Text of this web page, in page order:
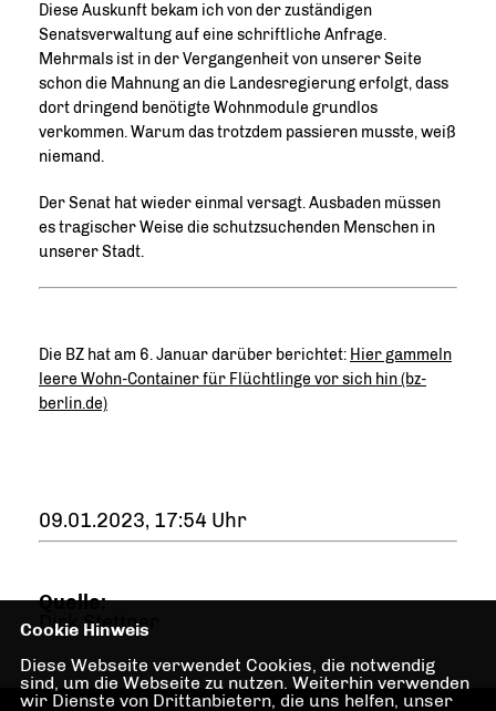
Diese Auskunft bekam ich von der zuständigen
Senatsverwaltung auf eine schriftliche Anfrage.
Mehrmals ist in der Vergangenheit von unserer Seite
schon die Mahnung an die Landesregierung erfolgt, dass
dort dringend benötigte Wohnmodule grundlos
verkommen. Warum das trotzdem passieren musste, weiß
niemand.
Der Senat hat wieder einmal versagt. Ausbaden müssen
es tragischer Weise die schutzsuchenden Menschen in
unserer Stadt.
Die BZ hat am 6. Januar darüber berichtet: Hier gammeln
leere Wohn-Container für Flüchtlinge vor sich hin (bz-
berlin.de)
09.01.2023, 17:54 Uhr
Quelle:
Dirk Stettner
Cookie Hinweis
Diese Webseite verwendet Cookies, die notwendig
sind, um die Webseite zu nutzen. Weiterhin verwenden
wir Dienste von Drittanbietern, die uns helfen, unser